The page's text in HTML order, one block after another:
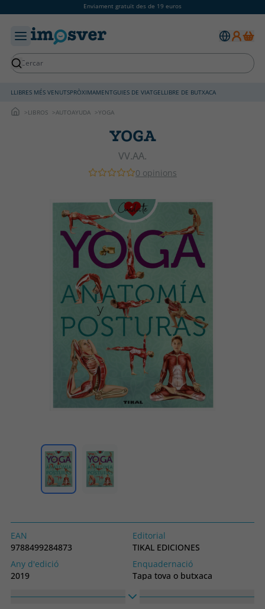
Enviament gratuït des de 19 euros
LLIBRES MÉS VENUTSPRÒXIMAMENTGUIES DE VIATGELLIBRE DE BUTXACA
LIBROS AUTOAYUDA YOGA
YOGA
VV.AA.
0 opinions
EAN
9788499284873
Editorial
TIKAL EDICIONES
Any d'edició
2019
Enquadernació
Tapa tova o butxaca
Col·lecció